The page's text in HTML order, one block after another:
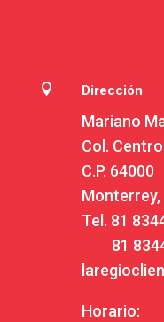
 Dirección
Mariano
Col. Centro
C.P. 64000
Monterrey,
Tel. 81
81
Horario: